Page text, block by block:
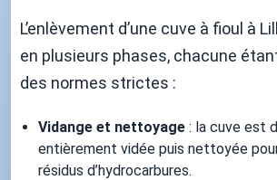
L’enlèvement d’une cuve à fioul à
en plusieurs phases, chacune
des normes strictes :
Vidange et nettoyage : la cuve est
entièrement vidée puis nettoyée
résidus d’hydrocarbures.